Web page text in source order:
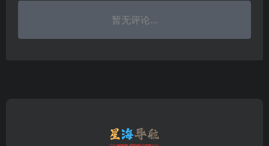
暂无评论...